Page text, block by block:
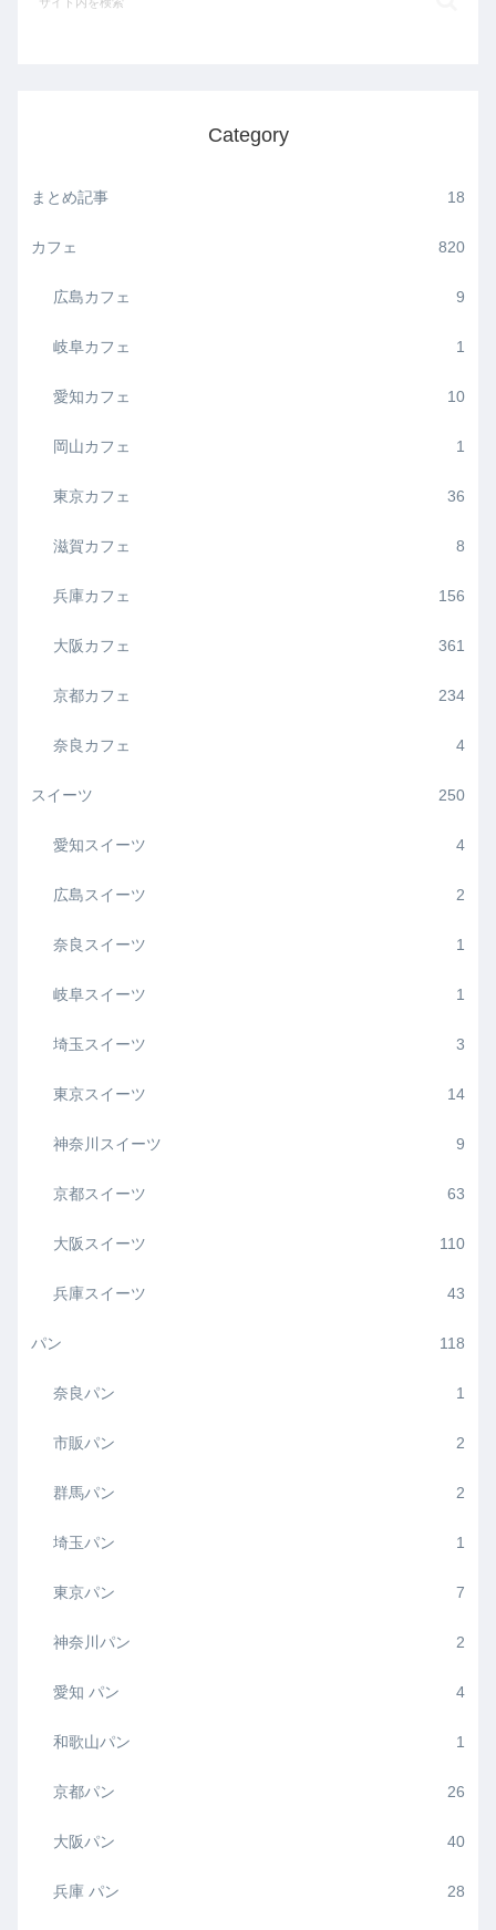
Category
まとめ記事 18
カフェ 820
広島カフェ 9
岐阜カフェ 1
愛知カフェ 10
岡山カフェ 1
東京カフェ 36
滋賀カフェ 8
兵庫カフェ 156
大阪カフェ 361
京都カフェ 234
奈良カフェ 4
スイーツ 250
愛知スイーツ 4
広島スイーツ 2
奈良スイーツ 1
岐阜スイーツ 1
埼玉スイーツ 3
東京スイーツ 14
神奈川スイーツ 9
京都スイーツ 63
大阪スイーツ 110
兵庫スイーツ 43
パン 118
奈良パン 1
市販パン 2
群馬パン 2
埼玉パン 1
東京パン 7
神奈川パン 2
愛知 パン 4
和歌山パン 1
京都パン 26
大阪パン 40
兵庫 パン 28